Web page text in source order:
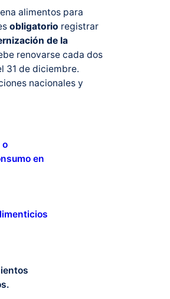
alimentos para
obligatorio registrar
de la
renovarse cada dos
31 de diciembre.
nacionales y
o
en